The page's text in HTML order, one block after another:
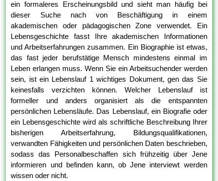
ein formaleres Erscheinungsbild und sieht man häufig bei
dieser Suche nach von Beschäftigung in einem
akademischen oder pädagogischen Zone verwendet. Ein
Lebensgeschichte fasst Ihre akademischen Informationen
und Arbeitserfahrungen zusammen. Ein Biographie ist etwas,
das fast jeder berufstätige Mensch mindestens einmal im
Leben erlangen muss. Wenn Sie ein Arbeitsuchender werden
sein, ist ein Lebenslauf 1 wichtiges Dokument, gen das Sie
keinesfalls verzichten können. Welcher Lebenslauf ist
formeller und anders organisiert als die entspannten
persönlichen Lebensläufe. Das Lebenslauf, ein Biografie oder
ein Lebensgeschichte wird als schriftliche Beschreibung Ihrer
bisherigen Arbeitserfahrung, Bildungsqualifikationen,
verwandten Fähigkeiten und persönlichen Daten beschrieben,
sodass das Personalbeschaffen sich frühzeitig über Jene
informieren und befinden kann, ob Jene interviewt werden
wissen oder nicht.